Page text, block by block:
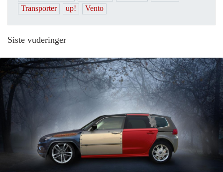
Transporter
up! Vento
Siste vuderinger